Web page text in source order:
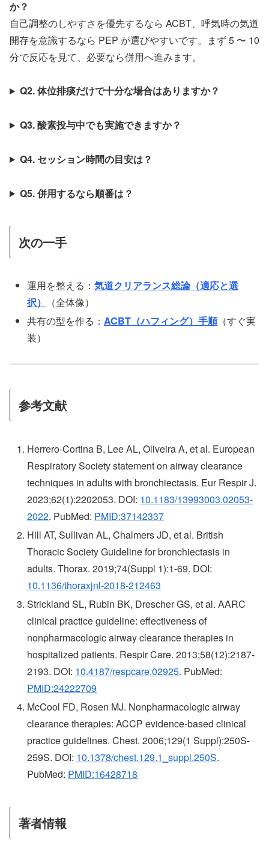
か？
自己調整のしやすさを優先するなら ACBT、呼気時の気道
開存を意識するなら PEP が選びやすいです。まず 5 〜 10
分で反応を見て、必要なら併用へ進みます。
Q2. 体位排痰だけで十分な場合はありますか？
Q3. 酸素投与中でも実施できますか？
Q4. セッション時間の目安は？
Q5. 併用するなら順番は？
次の一手
運用を整える：気道クリアランス総論（適応と選
択）
（全体像）
共有の型を作る：ACBT（ハフィング）手順（すぐ実
装）
参考文献
Herrero-Cortina B, Lee AL, Oliveira A, et al. European
Respiratory Society statement on airway clearance
techniques in adults with bronchiectasis. Eur Respir J.
2023;62(1):2202053. DOI: 10.1183/13993003.02053-
2022. PubMed: PMID:37142337
Hill AT, Sullivan AL, Chalmers JD, et al. British
Thoracic Society Guideline for bronchiectasis in
adults. Thorax. 2019;74(Suppl 1):1-69. DOI:
10.1136/thoraxjnl-2018-212463
Strickland SL, Rubin BK, Drescher GS, et al. AARC
clinical practice guideline: effectiveness of
nonpharmacologic airway clearance therapies in
hospitalized patients. Respir Care. 2013;58(12):2187-
2193. DOI: 10.4187/respcare.02925. PubMed:
PMID:24222709
McCool FD, Rosen MJ. Nonpharmacologic airway
clearance therapies: ACCP evidence-based clinical
practice guidelines. Chest. 2006;129(1 Suppl):250S-
259S. DOI: 10.1378/chest.129.1_suppl.250S.
PubMed: PMID:16428718
著者情報